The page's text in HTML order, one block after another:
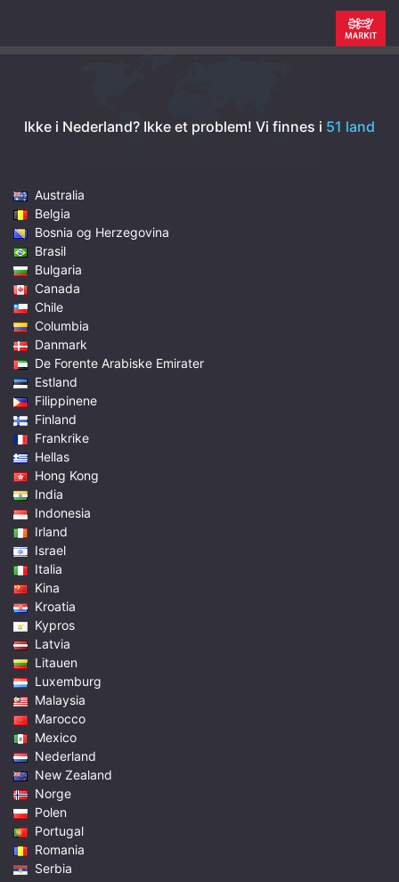
Ikke i Nederland? Ikke et problem! Vi finnes i 51 land
Australia
Belgia
Bosnia og Herzegovina
Brasil
Bulgaria
Canada
Chile
Columbia
Danmark
De Forente Arabiske Emirater
Estland
Filippinene
Finland
Frankrike
Hellas
Hong Kong
India
Indonesia
Irland
Israel
Italia
Kina
Kroatia
Kypros
Latvia
Litauen
Luxemburg
Malaysia
Marocco
Mexico
Nederland
New Zealand
Norge
Polen
Portugal
Romania
Serbia